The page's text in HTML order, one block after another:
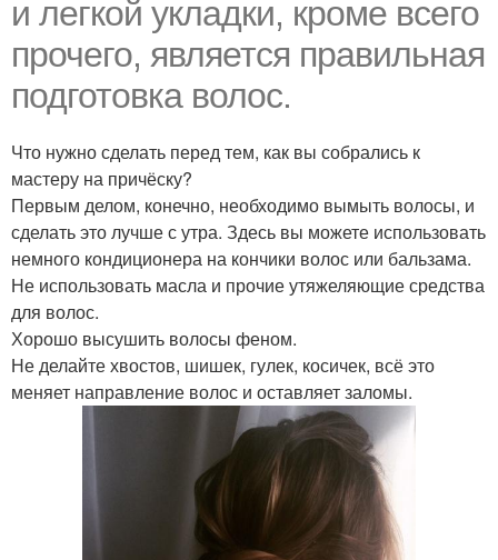
и легкой укладки, кроме всего
прочего, является правильная
подготовка волос.
Что нужно сделать перед тем, как вы собрались к
мастеру на причёску?
Первым делом, конечно, необходимо вымыть волосы, и
сделать это лучше с утра. Здесь вы можете использовать
немного кондиционера на кончики волос или бальзама.
Не использовать масла и прочие утяжеляющие средства
для волос.
Хорошо высушить волосы феном.
Не делайте хвостов, шишек, гулек, косичек, всё это
меняет направление волос и оставляет заломы.